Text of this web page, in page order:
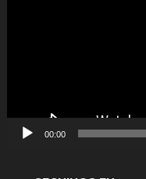
00:00